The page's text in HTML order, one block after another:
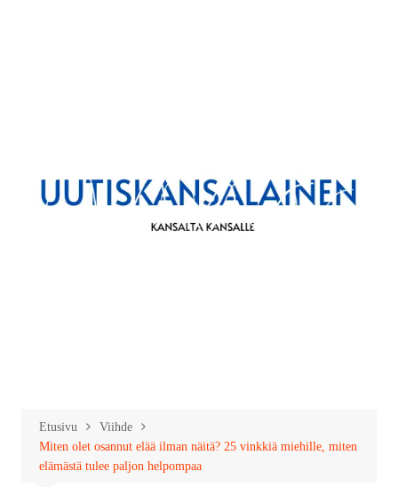
Etusivu
Viihde
Miten olet osannut elää ilman näitä? 25 vinkkiä miehille, miten
elämästä tulee paljon helpompaa